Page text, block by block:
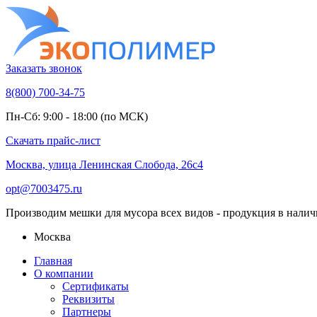
Заказать звонок
8(800) 700-34-75
Пн-Сб: 9:00 - 18:00 (по МСК)
Скачать прайс-лист
Москва, улица Ленинская Слобода, 26с4
opt@7003475.ru
Производим мешки для мусора всех видов - продукция в
Москва
Главная
О компании
Сертификаты
Реквизиты
Партнеры